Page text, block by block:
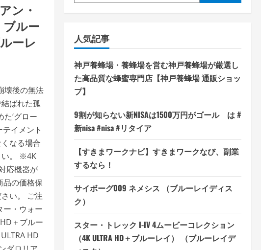
ン・
ブルー
ーレ
壊後の無法
ばれた孤
た‘グロー
イメント
なる場合
い。 ※4K
応機器が
品の価格保
い。 ご注
ー・ウォー
＋ブルー
HD
人気記事
神戸養蜂場・養蜂場を営む神戸養蜂場が厳選し
た高品質な蜂蜜専門店【神戸養蜂場 通販ショッ
プ】
9割が知らない新NISAは1500万円がゴール は #
新nisa #nisa #リタイア
【すきまワークナビ】すきまワークなび、副業
するなら！
サイボーグ009 ネメシス （ブルーレイディス
ク）
スター・トレック I-IV 4ムービーコレクション
（4K ULTRA HD＋ブルーレイ） （ブルーレイデ